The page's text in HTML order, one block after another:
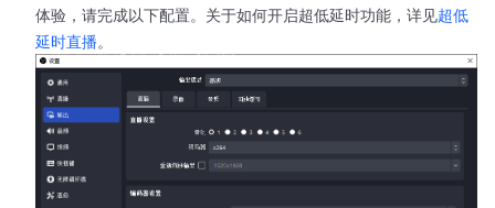
体验，请完成以下配置。关于如何开启超低延时功能，详见超低
延时直播。